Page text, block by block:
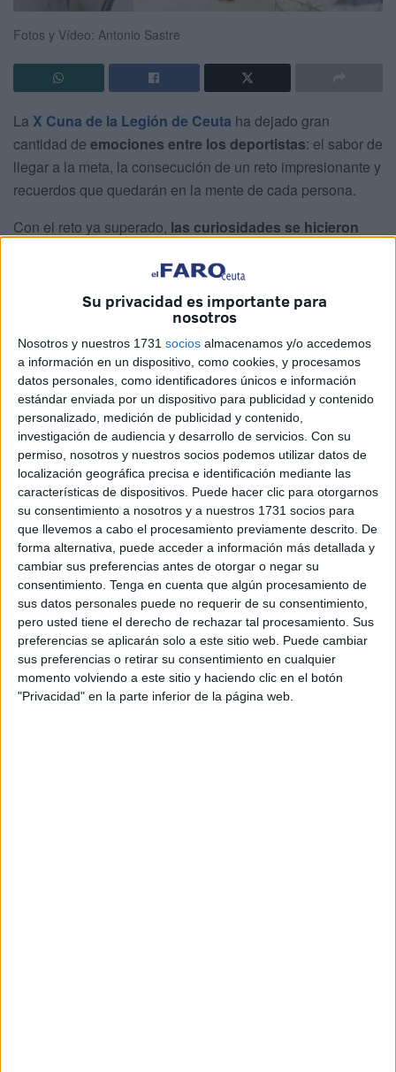
Su privacidad es importante para
nosotros
Nosotros y nuestros 1731 socios almacenamos y/o accedemos
a información en un dispositivo, como cookies, y procesamos
datos personales, como identificadores únicos e información
estándar enviada por un dispositivo para publicidad y contenido
personalizado, medición de publicidad y contenido,
investigación de audiencia y desarrollo de servicios. Con su
permiso, nosotros y nuestros socios podemos utilizar datos de
localización geográfica precisa e identificación mediante las
características de dispositivos. Puede hacer clic para otorgarnos
su consentimiento a nosotros y a nuestros 1731 socios para
que llevemos a cabo el procesamiento previamente descrito. De
forma alternativa, puede acceder a información más detallada y
cambiar sus preferencias antes de otorgar o negar su
consentimiento. Tenga en cuenta que algún procesamiento de
sus datos personales puede no requerir de su consentimiento,
pero usted tiene el derecho de rechazar tal procesamiento. Sus
preferencias se aplicarán solo a este sitio web. Puede cambiar
sus preferencias o retirar su consentimiento en cualquier
momento volviendo a este sitio y haciendo clic en el botón
"Privacidad" en la parte inferior de la página web.
Fotos y Vídeo: Antonio Sastre
La X Cuna de la Legión de Ceuta ha dejado gran
cantidad de emociones entre los deportistas: el sabor de
llegar a la meta, la consecución de un reto impresionante y
recuerdos que quedarán en la mente de cada persona.
Con el reto ya superado, las curiosidades se hicieron
meta de la carrera y donde se instalaron muchos de los
establecimientos.
Unas medallas con una gran
simbología histórica
Tras la enorme exigencia física,los participantes
lucieron sus medallas, que cuentan con un gran
simbolismo histórico.
El teniente coronel Moral explicó aEl Faro de Ceuta
algunos de los rasgos que caracterizan a esta especial
condecoración.